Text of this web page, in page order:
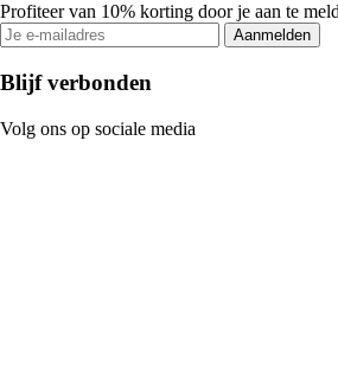
Profiteer van 10% korting door je aan te
Aanmelden
Blijf verbonden
Volg ons op sociale media